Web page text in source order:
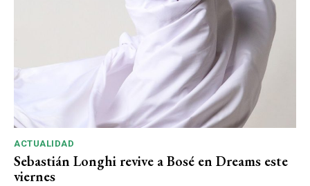
ACTUALIDAD
Sebastián Longhi revive a Bosé en Dreams este
viernes